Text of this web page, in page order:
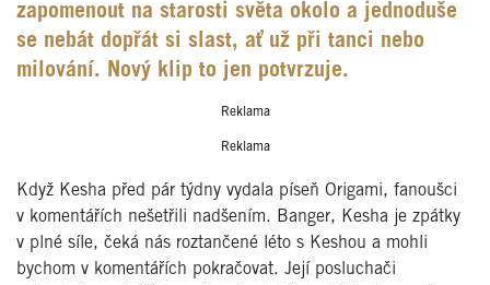
zapomenout na starosti světa okolo a jednoduše
se nebát dopřát si slast, ať už při tanci nebo
milování. Nový klip to jen potvrzuje.
Reklama
Reklama
Když Kesha před pár týdny vydala píseň Origami, fanoušci
v komentářích nešetřili nadšením. Banger, Kesha je zpátky
v plné síle, čeká nás roztančené léto s Keshou a mohli
bychom v komentářích pokračovat. Její posluchači